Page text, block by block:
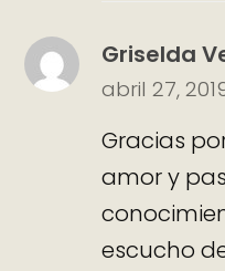
Griselda
abril 27,
Gracias
amor y
escucho